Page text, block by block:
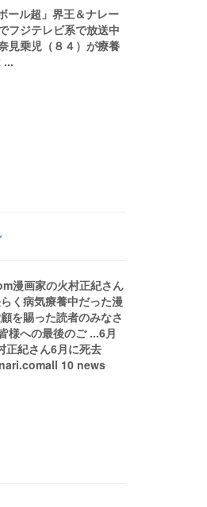
ール超」界王＆ナレー
フジテレビ系で放送中
見乗児（８４）が療養
...
漫画家の火村正紀さん
く病気療養中だった漫
を賜った読者のみなさ
様への最後のご ...6月
正紀さん6月に死去
10 news